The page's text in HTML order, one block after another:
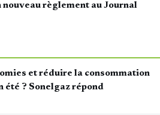
nouveau règlement au Journal
et réduire la consommation
? Sonelgaz répond